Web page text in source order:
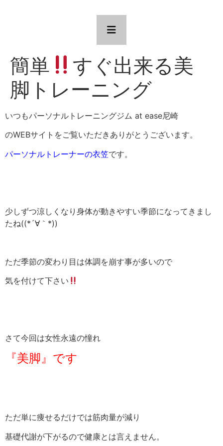
簡単
すぐ出来る美
脚トレーニング
いつもパーソナルトレーニングジム at ease尼崎
のWEBサイトをご覧いただきありがとうございます。
パーソナルトレーナーの衣笠です。
少しずつ涼しくなり身体が動きやすい季節になってきまし
たね((*´∀｀*))
ただ季節の変わり目は体調を崩す事が多いので
気を付けて下さい
さて今回は女性永遠の憧れ
『美脚』です
ただ単に痩せるだけでは筋肉量が減り
基礎代謝が下がるので健康とは言えません。